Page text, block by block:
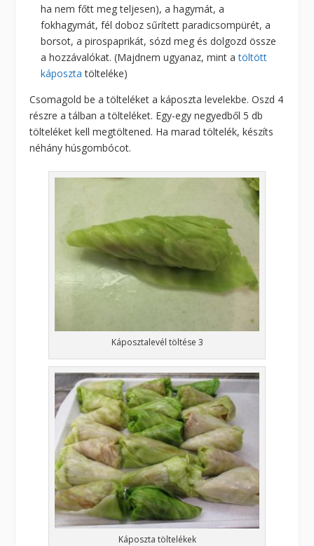
ha nem főtt meg teljesen), a hagymát, a
fokhagymát, fél doboz sűrített paradicsompürét, a
borsot, a pirospaprikát, sózd meg és dolgozd össze
a hozzávalókat. (Majdnem ugyanaz, mint atöltött
káposzta tölteléke)
Csomagold be a tölteléket a káposzta levelekbe. Oszd 4
részre a tálban a tölteléket. Egy-egy negyedből 5 db
tölteléket kell megtöltened. Ha marad töltelék, készíts
néhány húsgombócot.
Káposztalevél töltése 3
Káposzta töltelékek